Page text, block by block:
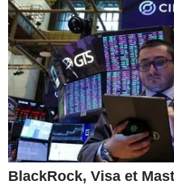
BlackRock, Visa et